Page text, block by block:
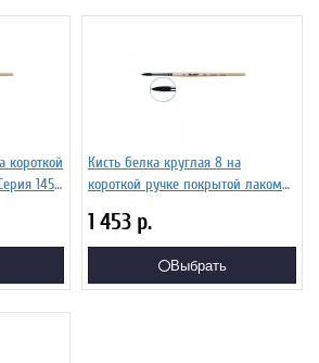
короткой
1450
Кисть белка круглая 8 на
короткой ручке покрытой лаком
1 453 р.
Выбрать